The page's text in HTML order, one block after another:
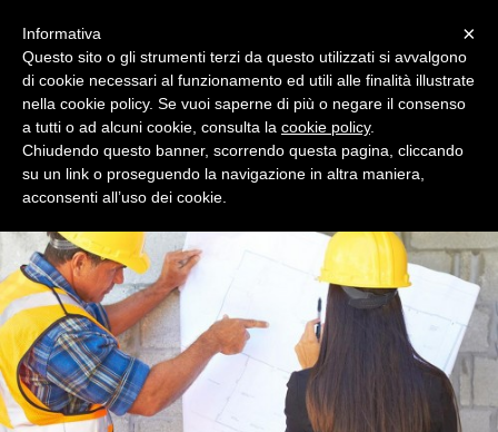
Mastro Costruzioni
TI SEGUIAMO E CONSIGLIAMO NELLA MANUTENZIONE E
×
Informativa
Questo sito o gli strumenti terzi da questo utilizzati si avvalgono
di cookie necessari al funzionamento ed utili alle finalità illustrate
nella cookie policy. Se vuoi saperne di più o negare il consenso
a tutti o ad alcuni cookie, consulta la cookie policy.
Chiudendo questo banner, scorrendo questa pagina, cliccando
su un link o proseguendo la navigazione in altra maniera,
acconsenti all’uso dei cookie.